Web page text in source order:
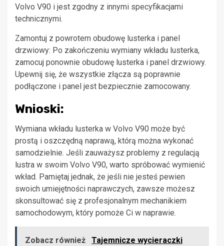
Volvo V90 i jest zgodny z innymi specyfikacjami
technicznymi.
Zamontuj z powrotem obudowę lusterka i panel
drzwiowy: Po zakończeniu wymiany wkładu lusterka,
zamocuj ponownie obudowę lusterka i panel drzwiowy.
Upewnij się, że wszystkie złącza są poprawnie
podłączone i panel jest bezpiecznie zamocowany.
Wnioski:
Wymiana wkładu lusterka w Volvo V90 może być
prostą i oszczędną naprawą, którą można wykonać
samodzielnie. Jeśli zauważysz problemy z regulacją
lustra w swoim Volvo V90, warto spróbować wymienić
wkład. Pamiętaj jednak, że jeśli nie jesteś pewien
swoich umiejętności naprawczych, zawsze możesz
skonsultować się z profesjonalnym mechanikiem
samochodowym, który pomoże Ci w naprawie.
Zobacz również
Tajemnicze wycieraczki